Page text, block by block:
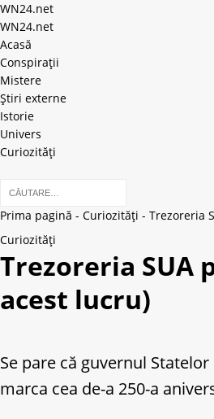
WN24.net
WN24.net
Acasă
Conspirații
Mistere
Știri externe
Istorie
Univers
Curiozități
Prima pagină - Curiozități - Trezoreria
Curiozități
Trezoreria SUA
acest lucru)
Se pare că guvernul
marca cea de-a 250-a